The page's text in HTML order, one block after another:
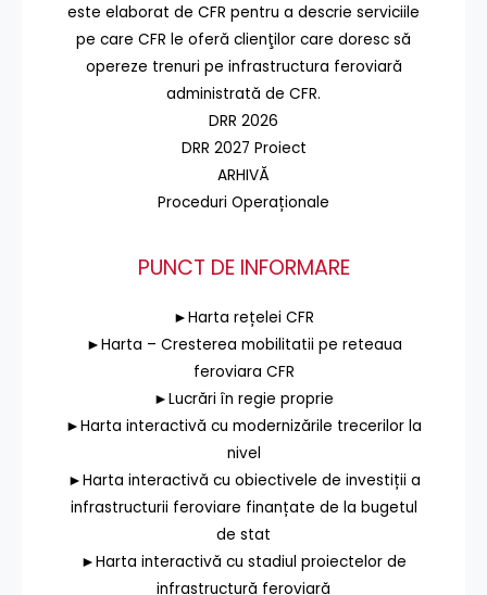
este elaborat de CFR pentru a descrie serviciile
pe care CFR le oferă clienţilor care doresc să
opereze trenuri pe infrastructura feroviară
administrată de CFR.
DRR 2026
DRR 2027 Proiect
ARHIVĂ
Proceduri Operaționale
PUNCT DE INFORMARE
►Harta rețelei CFR
►Harta – Cresterea mobilitatii pe reteaua
feroviara CFR
►Lucrări în regie proprie
►Harta interactivă cu modernizările trecerilor la
nivel
►Harta interactivă cu obiectivele de investiții a
infrastructurii feroviare finanțate de la bugetul
de stat
►Harta interactivă cu stadiul proiectelor de
infrastructură feroviară